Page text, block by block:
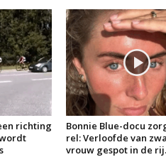
richting
Bonnie Blue-docu
rel: Verloofde van
vrouw gespot in de